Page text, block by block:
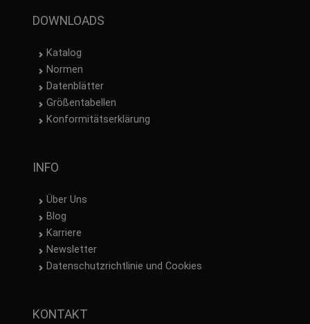
DOWNLOADS
Katalog
Normen
Datenblätter
Größentabellen
Konformitätserklärung
INFO
Über Uns
Blog
Karriere
Newsletter
Datenschutzrichtlinie und Cookies
KONTAKT